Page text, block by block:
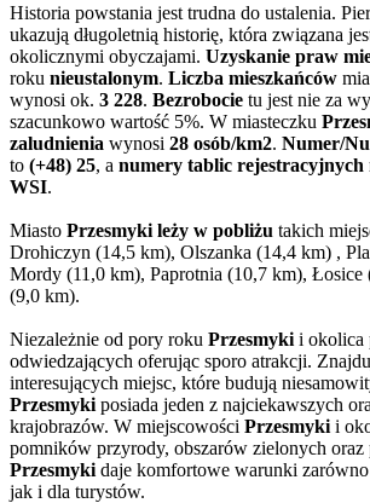
Historia powstania jest trudna do ustalenia.
ukazują długoletnią historię, która związana
okolicznymi obyczajami. Uzyskanie praw
roku nieustalonym. Liczba mieszkańców
wynosi ok. 3 228. Bezrobocie tu jest nie za
szacunkowo wartość 5%. W miasteczku
zaludnienia wynosi 28 osób/km2. Numer/
to (+48) 25, a numery tablic rejestracyjnych
WSI.
Miasto Przesmyki leży w pobliżu takich
Drohiczyn (14,5 km), Olszanka (14,4 km) ,
Mordy (11,0 km), Paprotnia (10,7 km),
(9,0 km).
Niezależnie od pory roku Przesmyki i okolica
odwiedzających oferując sporo atrakcji.
interesujących miejsc, które budują
Przesmyki posiada jeden z najciekawszych
krajobrazów. W miejscowości Przesmyki i
pomników przyrody, obszarów zielonych oraz
Przesmyki daje komfortowe warunki
jak i dla turystów.